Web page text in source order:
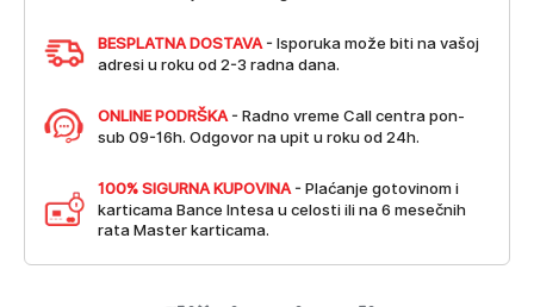
BESPLATNA DOSTAVA - Isporuka može biti na vašoj
adresi u roku od 2-3 radna dana.
ONLINE PODRŠKA - Radno vreme Call centra pon-
sub 09-16h. Odgovor na upit u roku od 24h.
100% SIGURNA KUPOVINA - Plaćanje gotovinom i
karticama Bance Intesa u celosti ili na 6 mesečnih
rata Master karticama.